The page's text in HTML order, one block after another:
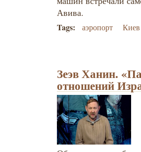
Авива.
Tags: аэропорт Киев
Зеэв Ханин.
отношений